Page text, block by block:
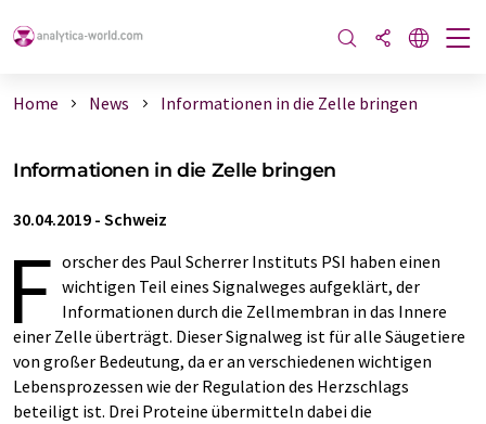
Home News Informationen in die Zelle bringen
Informationen in die Zelle bringen
30.04.2019 - Schweiz
F orscher des Paul Scherrer Instituts PSI haben einen
wichtigen Teil eines Signalweges aufgeklärt, der
Informationen durch die Zellmembran in das Innere
einer Zelle überträgt. Dieser Signalweg ist für alle Säugetiere
von großer Bedeutung, da er an verschiedenen wichtigen
Lebensprozessen wie der Regulation des Herzschlags
beteiligt ist. Drei Proteine übermitteln dabei die